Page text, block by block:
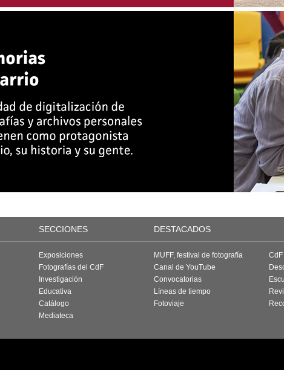
SECCIONES DESTACADOS
Exposiciones
Fotografías del CdF
Investigación
Educativa
Catálogo
Mediateca
MUFF, festival de fotografía
Canal de YouTube
Convocatorias
Líneas de tiempo
Fotoviaje